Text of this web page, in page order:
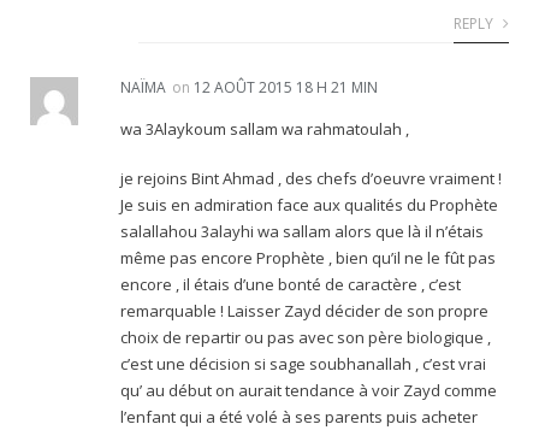
REPLY
NAÏMA on 12 AOÛT 2015 18 H 21 MIN
wa 3Alaykoum sallam wa rahmatoulah ,
je rejoins Bint Ahmad , des chefs d’oeuvre vraiment !
Je suis en admiration face aux qualités du Prophète
salallahou 3alayhi wa sallam alors que là il n’étais
même pas encore Prophète , bien qu’il ne le fût pas
encore , il étais d’une bonté de caractère , c’est
remarquable ! Laisser Zayd décider de son propre
choix de repartir ou pas avec son père biologique ,
c’est une décision si sage soubhanallah , c’est vrai
qu’ au début on aurait tendance à voir Zayd comme
l’enfant qui a été volé à ses parents puis acheter